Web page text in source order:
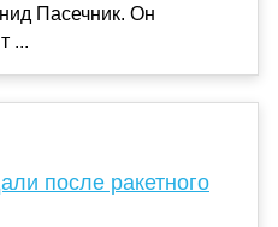
Пасечник. Он
...
после ракетного